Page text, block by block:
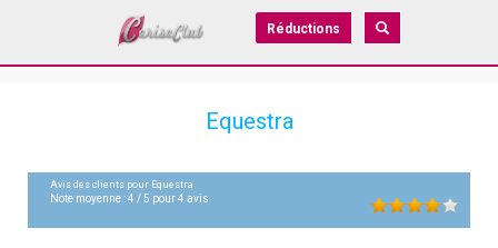
Réductions
Equestra
Avis des clients pour Equestra
Note moyenne :4 /5 pour4 avis